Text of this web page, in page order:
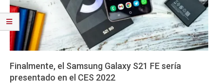
Finalmente, el Samsung Galaxy S21 FE sería
presentado en el CES 2022